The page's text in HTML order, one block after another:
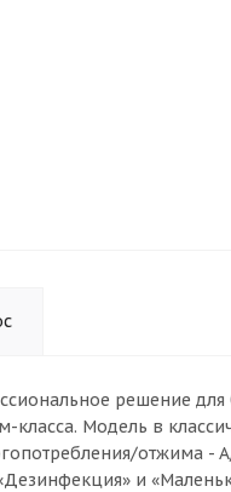
решение
класса. Модель в
отжима
и